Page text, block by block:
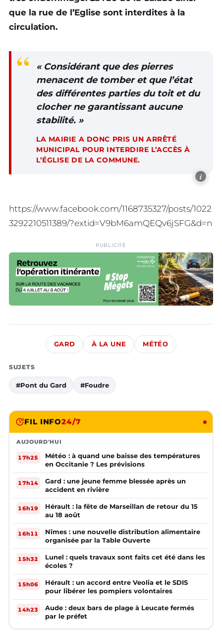
que la rue de l’Eglise sont interdites à la
circulation.
« Considérant que des pierres
menacent de tomber et que l’état
des différentes parties du toit et du
clocher ne garantissant aucune
stabilité. »
LA MAIRIE A DONC PRIS UN ARRÊTÉ
MUNICIPAL POUR INTERDIRE L’ACCÈS À
L’ÉGLISE DE LA COMMUNE.
i
https://www.facebook.com/1168735327/posts/1022
3292210511389/?extid=V9bM6amQEQv6jSFG&d=n
PUBLICITÉ
GARD À LA UNE MÉTÉO
SUJETS
#Pont du Gard #Foudre
FIL INFO24/7
AUJOURD'HUI
17h25
Météo : à quand une baisse des températures
en Occitanie ? Les prévisions
17h14
Gard : une jeune femme blessée après un
accident en rivière
16h19
Hérault : la fête de Marseillan de retour du 15
au 18 août
16h11
Nîmes : une nouvelle distribution alimentaire
organisée par la Table Ouverte
15h32
Lunel : quels travaux sont faits cet été dans les
écoles ?
15h06
Hérault : un accord entre Veolia et le SDIS
pour libérer les pompiers volontaires
14h23
Aude : deux bars de plage à Leucate fermés
par le préfet